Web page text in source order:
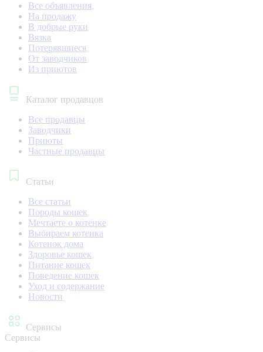
Все объявления
На продажу
В добрые руки
Вязка
Потерявшиеся
От заводчиков
Из приютов
Каталог продавцов
Все продавцы
Заводчики
Приюты
Частные продавцы
Статьи
Все статьи
Породы кошек
Мечтаете о котенке
Выбираем котенка
Котенок дома
Здоровье кошек
Питание кошек
Поведение кошек
Уход и содержание
Новости
Сервисы
Сервисы